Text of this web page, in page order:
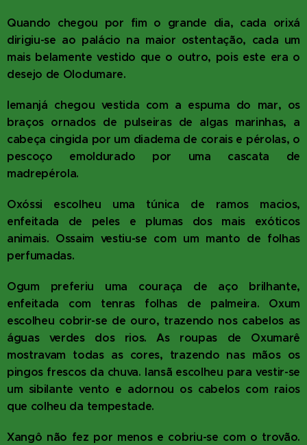
Quando chegou por fim o grande dia, cada orixá
dirigiu-se ao palácio na maior ostentação, cada um
mais belamente vestido que o outro, pois este era o
desejo de Olodumare.
Iemanjá chegou vestida com a espuma do mar, os
braços ornados de pulseiras de algas marinhas, a
cabeça cingida por um diadema de corais e pérolas, o
pescoço emoldurado por uma cascata de
madrepérola.
Oxóssi escolheu uma túnica de ramos macios,
enfeitada de peles e plumas dos mais exóticos
animais. Ossaim vestiu-se com um manto de folhas
perfumadas.
Ogum preferiu uma couraça de aço brilhante,
enfeitada com tenras folhas de palmeira. Oxum
escolheu cobrir-se de ouro, trazendo nos cabelos as
águas verdes dos rios. As roupas de Oxumarê
mostravam todas as cores, trazendo nas mãos os
pingos frescos da chuva. Iansã escolheu para vestir-se
um sibilante vento e adornou os cabelos com raios
que colheu da tempestade.
Xangô não fez por menos e cobriu-se com o trovão.